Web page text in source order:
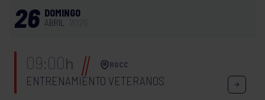
26 DOMINGO
ABRIL
09:00h RGCC
ENTRENAMIENTO VETERANOS